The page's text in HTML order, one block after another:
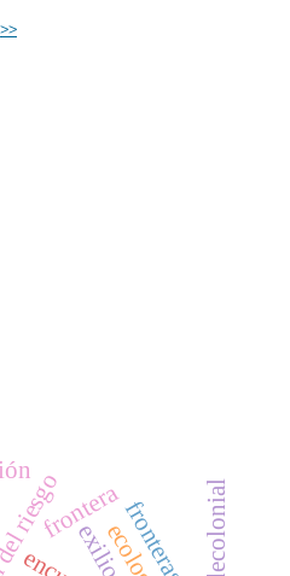
>>
frontera
exiliofronteras